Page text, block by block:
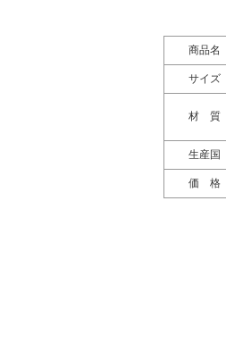
商品名
サイズ
材 質
生産国
価 格